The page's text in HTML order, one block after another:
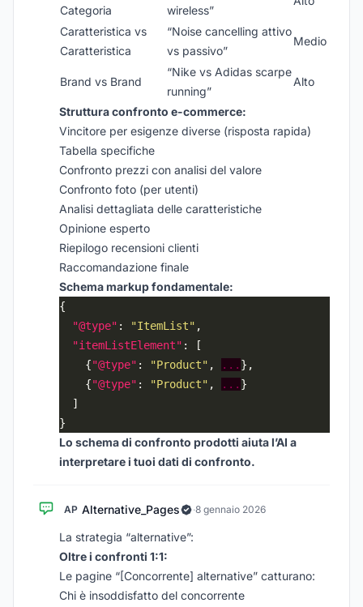
Categoria wireless”
Caratteristica vs
Caratteristica
“Noise cancelling attivo
vs passivo”
Medio
Brand vs Brand
“Nike vs Adidas scarpe
running”
Alto
Struttura confronto e-commerce:
Vincitore per esigenze diverse (risposta rapida)
Tabella specifiche
Confronto prezzi con analisi del valore
Confronto foto (per utenti)
Analisi dettagliata delle caratteristiche
Opinione esperto
Riepilogo recensioni clienti
Raccomandazione finale
Schema markup fondamentale:
"@type" : "ItemList"
"itemListElement"
    {
"@type" : "Product" , ...
    {
"@type" : "Product" , ...
Lo schema di confronto prodotti aiuta l’AI a
interpretare i tuoi dati di confronto.
AP Alternative_Pages ·8 gennaio 2026
La strategia “alternative”:
Oltre i confronti 1:1:
Le pagine “[Concorrente] alternative” catturano:
Chi è insoddisfatto del concorrente